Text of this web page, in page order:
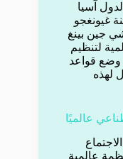
آسيا
غيونغجو
جين بينغ
لتنظيم
وضع قواعد
لهذه
عالميًا
عالمية